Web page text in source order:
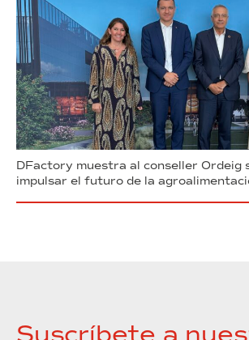
DFactory muestra al conseller Ordeig
impulsar el futuro de la